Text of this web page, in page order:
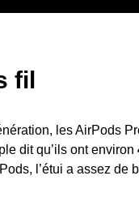
fil
les AirPods
dit qu’ils ont environ
l’étui a assez